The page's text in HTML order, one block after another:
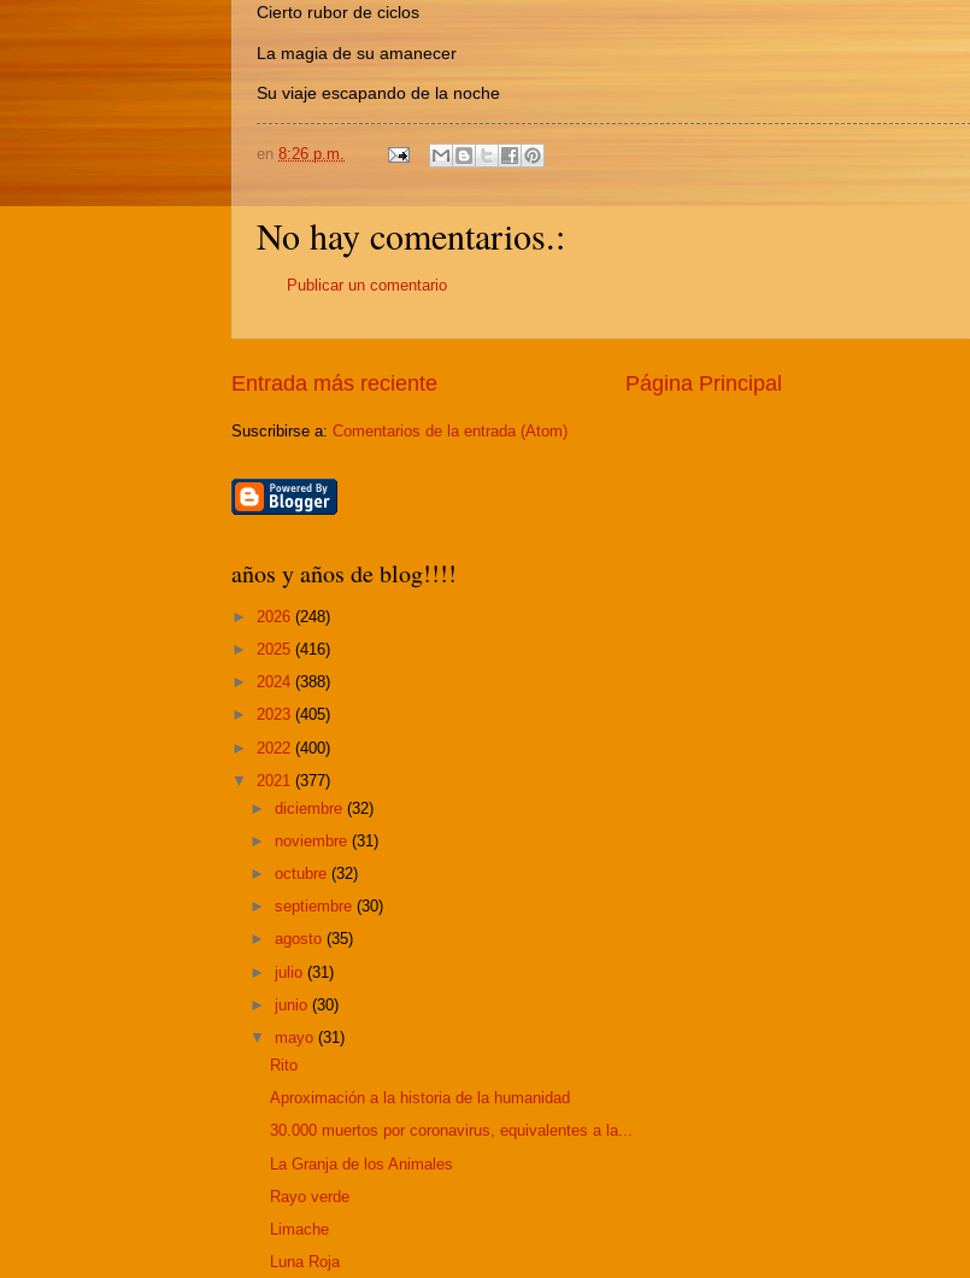
Cierto rubor de ciclos
La magia de su amanecer
Su viaje escapando de la noche
en 8:26 p.m.
No hay comentarios.:
Publicar un comentario
Entrada más reciente Página Principal
Suscribirse a: Comentarios de la entrada (Atom)
años y años de blog!!!!
► 2026 (248)
► 2025 (416)
► 2024 (388)
► 2023 (405)
► 2022 (400)
▼ 2021 (377)
►diciembre(32)
► noviembre(31)
►octubre(32)
►septiembre(30)
►agosto(35)
► julio(31)
► junio(30)
▼ mayo(31)
Rito
Aproximación a la historia de la humanidad
30.000 muertos por coronavirus, equivalentes a la...
La Granja de los Animales
Rayo verde
Limache
Luna Roja